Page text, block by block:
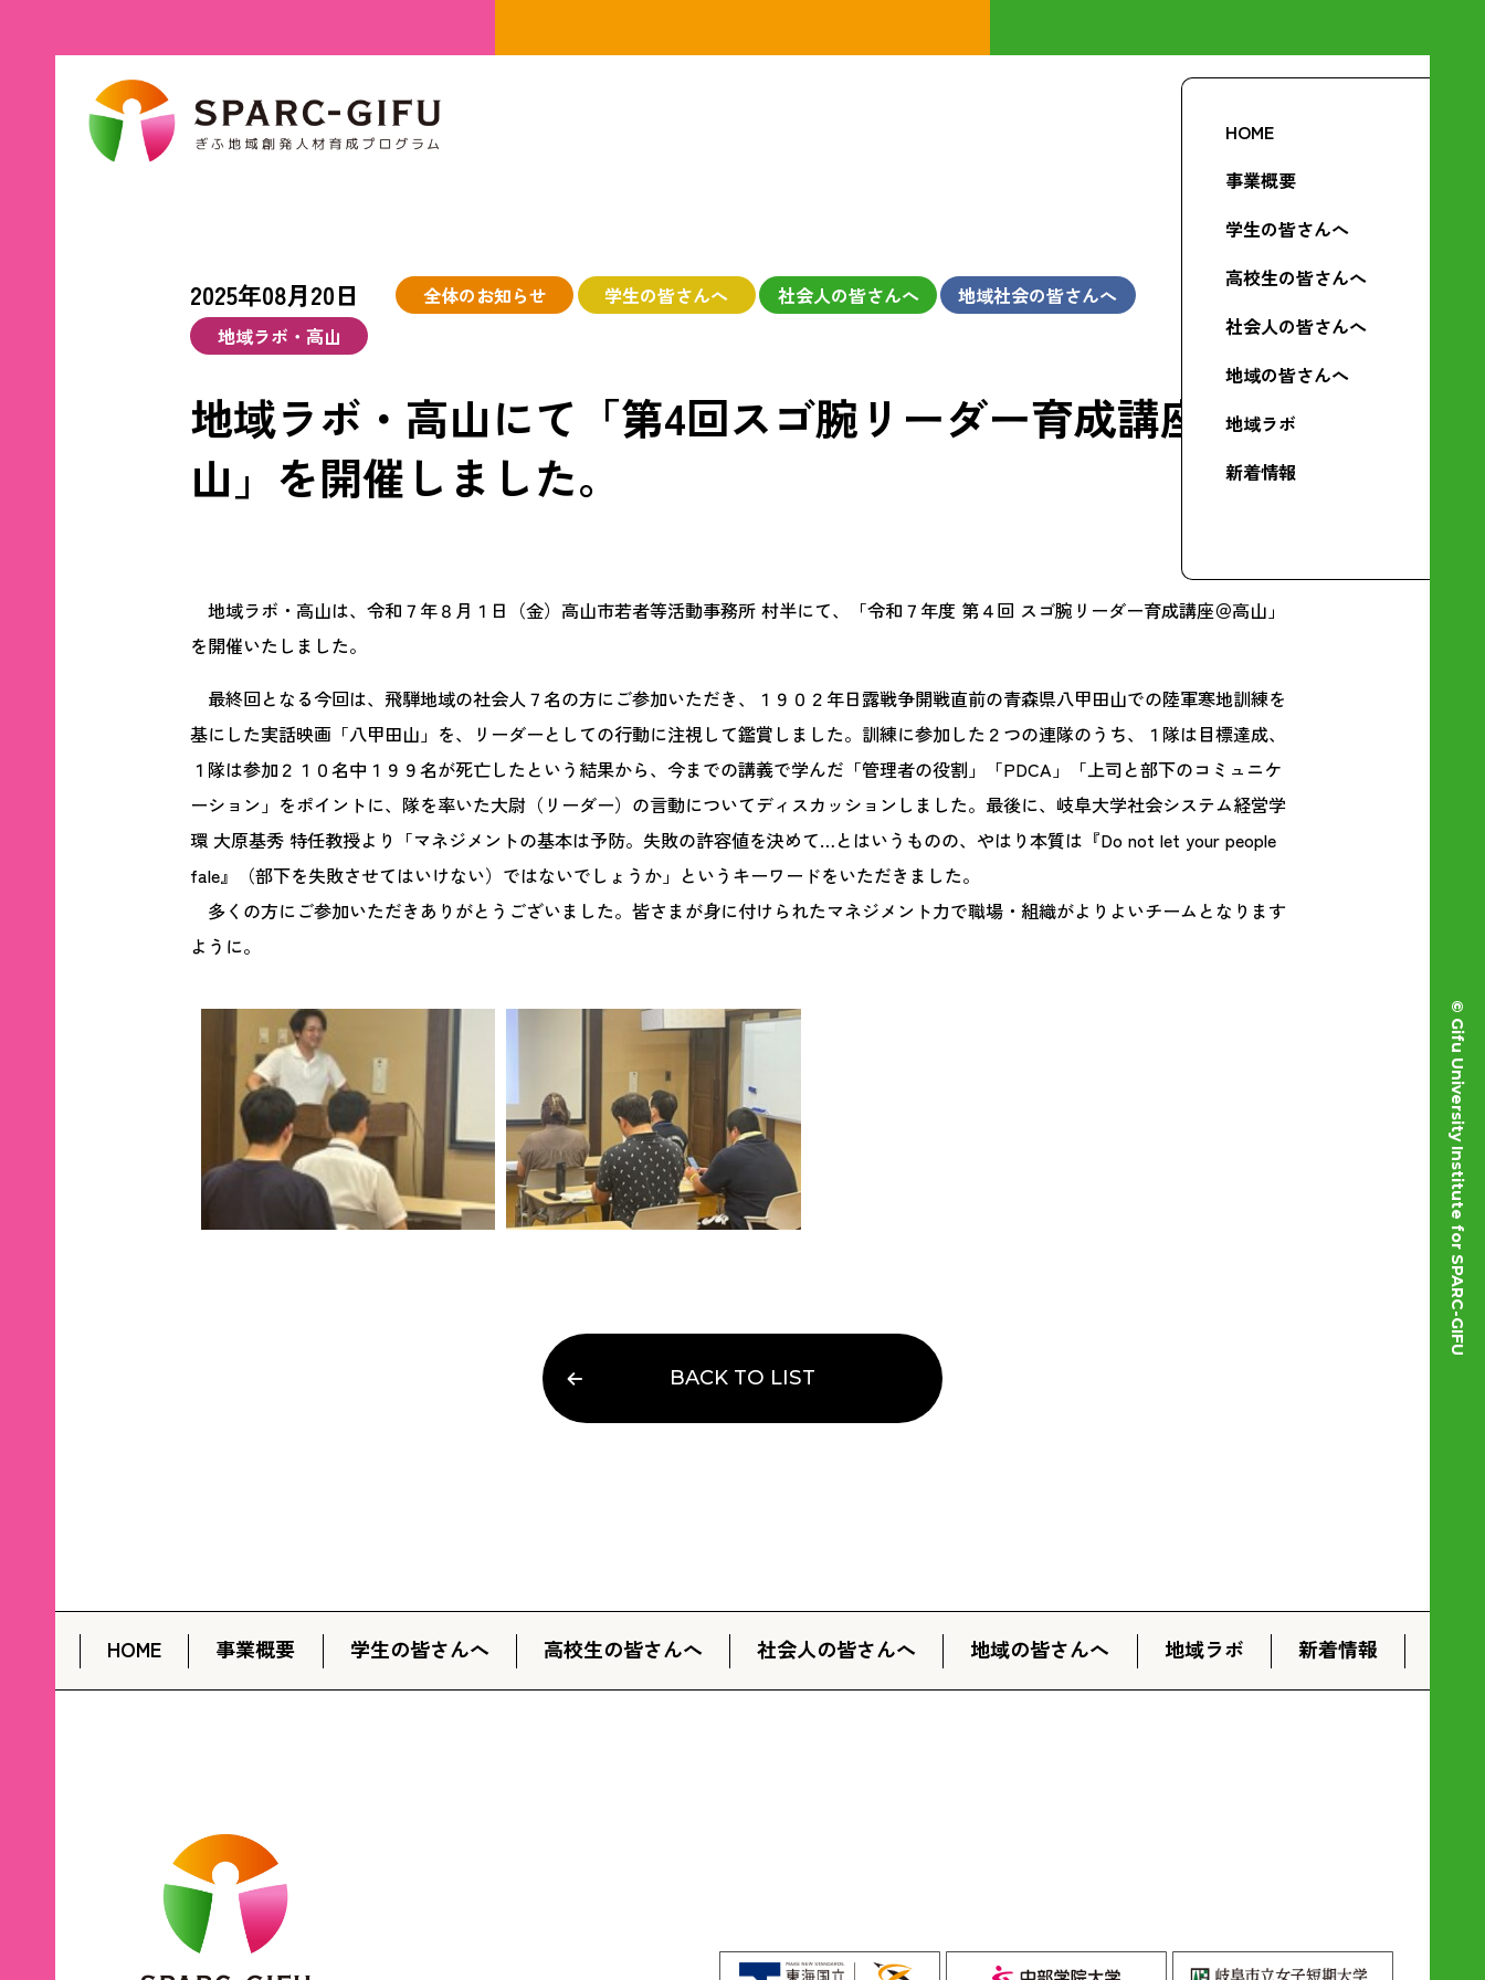
HOME
事業概要
学生の皆さんへ
高校生の皆さんへ
社会人の皆さんへ
地域の皆さんへ
地域ラボ
新着情報
2025年08月20日 全体のお知らせ 学生の皆さんへ 社会人の皆さんへ
地域社会の皆さんへ
地域ラボ・高山
地域ラボ・高山にて「第4回スゴ腕リーダー育成講座＠高
山」を開催しました。
地域ラボ・高山は、令和７年８月１日（金）高山市若者等活動事務所 村半にて、「令和７年度 第４回 スゴ腕リーダー育成講座＠高山」
を開催いたしました。
最終回となる今回は、飛騨地域の社会人７名の方にご参加いただき、１９０２年日露戦争開戦直前の青森県八甲田山での陸軍寒地訓練を
基にした実話映画「八甲田山」を、リーダーとしての行動に注視して鑑賞しました。訓練に参加した２つの連隊のうち、１隊は目標達成、
１隊は参加２１０名中１９９名が死亡したという結果から、今までの講義で学んだ「管理者の役割」「PDCA」「上司と部下のコミュニケ
ーション」をポイントに、隊を率いた大尉（リーダー）の言動についてディスカッションしました。最後に、岐阜大学社会システム経営学
環 大原基秀 特任教授より「マネジメントの基本は予防。失敗の許容値を決めて…とはいうものの、やはり本質は『Do not let your people
fale』（部下を失敗させてはいけない）ではないでしょうか」というキーワードをいただきました。
多くの方にご参加いただきありがとうございました。皆さまが身に付けられたマネジメント力で職場・組織がよりよいチームとなります
ように。
BACK TO LIST
HOME 事業概要 学生の皆さんへ 高校生の皆さんへ 社会人の皆さんへ 地域の皆さんへ 地域ラボ 新着情報
© Gifu University Institute for SPARC-GIFU